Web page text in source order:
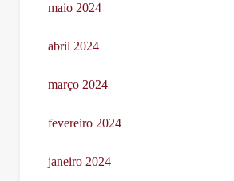
maio 2024
abril 2024
março 2024
fevereiro 2024
janeiro 2024